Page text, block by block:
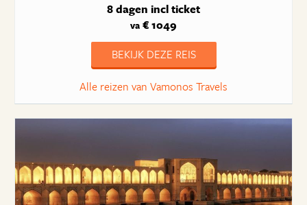
8 dagen incl ticket
va € 1049
BEKIJK DEZE REIS
Alle reizen van Vamonos Travels